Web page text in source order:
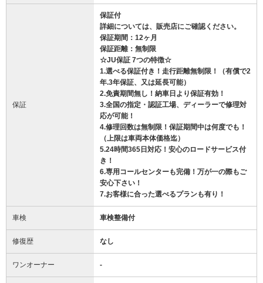
保証
保証付
詳細については、販売店にご確認ください。
保証期間：12ヶ月
保証距離：無制限
☆JU保証 7つの特徴☆
1.選べる保証付き！走行距離無制限！（有償で2
年.3年保証、又は延長可能）
2.免責期間無し！納車日より保証有効！
3.全国の指定・認証工場、ディーラーで修理対
応が可能！
4.修理回数は無制限！保証期間中は何度でも！
（上限は車両本体価格迄）
5.24時間365日対応！安心のロードサービス付
き！
6.専用コールセンターも完備！万が一の際もご
安心下さい！
7.お客様に合った選べるプランも有り！
車検 車検整備付
修復歴 なし
ワンオーナー -